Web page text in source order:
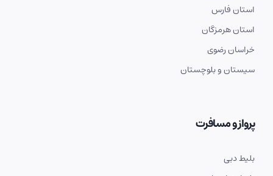
استان فارس
استان هرمزگان
خراسان رضوی
سیستان و بلوچستان
پرواز و مسافرت
بلیط دبی